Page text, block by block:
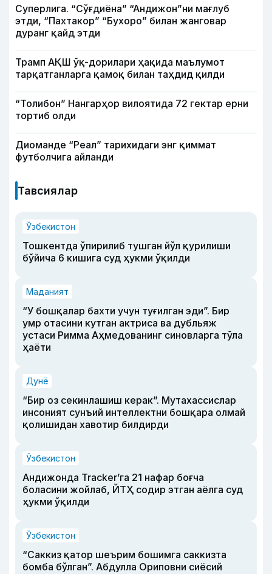
Суперлига. “Сўғдиёна” “Андижон”ни мағлуб
этди, “Пахтакор” “Бухоро” билан жанговар
дуранг қайд этди
Трамп АҚШ ўқ-дорилари ҳақида маълумот
тарқатганларга қамоқ билан таҳдид қилди
“Толибон” Нангарҳор вилоятида 72 гектар ерни
тортиб олди
Диоманде “Реал” тарихидаги энг қиммат
футболчига айланди
Тавсиялар
Ўзбекистон
Тошкентда ўпирилиб тушган йўл қурилиши
бўйича 6 кишига суд ҳукми ўқилди
Маданият
“У бошқалар бахти учун туғилган эди”. Бир
умр отасини кутган актриса ва дубльяж
устаси Римма Аҳмедованинг синовларга тўла
ҳаёти
Дунё
“Бир оз секинлашиш керак”. Мутахассислар
инсоният сунъий интеллектни бошқара олмай
қолишидан хавотир билдирди
Ўзбекистон
Андижонда Tracker’га 21 нафар боғча
боласини жойлаб, ЙТҲ содир этган аёлга суд
ҳукми ўқилди
Ўзбекистон
“Саккиз қатор шеърим бошимга саккизта
бомба бўлган”. Абдулла Ориповни сиёсий